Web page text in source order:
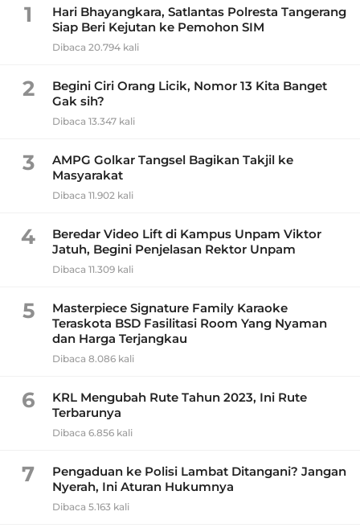
1
Hari Bhayangkara, Satlantas Polresta Tangerang
Siap Beri Kejutan ke Pemohon SIM
Dibaca 20.794 kali
2
Begini Ciri Orang Licik, Nomor 13 Kita Banget
Gak sih?
Dibaca 13.347 kali
3
AMPG Golkar Tangsel Bagikan Takjil ke
Masyarakat
Dibaca 11.902 kali
4
Beredar Video Lift di Kampus Unpam Viktor
Jatuh, Begini Penjelasan Rektor Unpam
Dibaca 11.309 kali
5
Masterpiece Signature Family Karaoke
Teraskota BSD Fasilitasi Room Yang Nyaman
dan Harga Terjangkau
Dibaca 8.086 kali
6
KRL Mengubah Rute Tahun 2023, Ini Rute
Terbarunya
Dibaca 6.856 kali
7
Pengaduan ke Polisi Lambat Ditangani? Jangan
Nyerah, Ini Aturan Hukumnya
Dibaca 5.163 kali